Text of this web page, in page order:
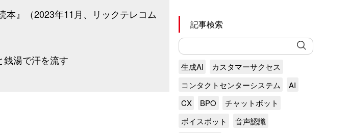
本』（2023年11月、リックテレコム
銭湯で汗を流す
記事検索
生成AI
カスタマーサクセス
コンタクトセンターシステム
AI
CX
BPO
チャットボット
ボイスボット
音声認識